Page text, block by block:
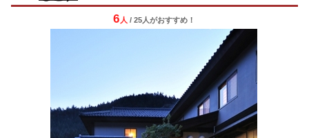
6 人 / 25人がおすすめ！